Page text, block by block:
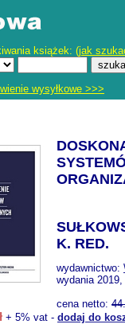
książek: (jak
wysyłkowe >>>
K. RED.
wydawnictwo:
wydania
cena netto:
+ 5% vat - dodaj do